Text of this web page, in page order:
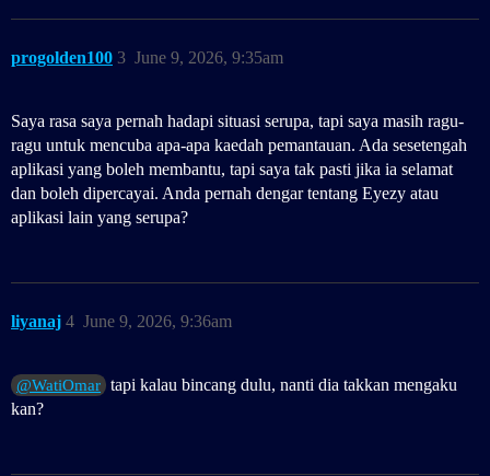
progolden100 June 9, 2026, 9:35am
3
Saya rasa saya pernah hadapi situasi serupa, tapi saya masih ragu-
ragu untuk mencuba apa-apa kaedah pemantauan. Ada sesetengah
aplikasi yang boleh membantu, tapi saya tak pasti jika ia selamat
dan boleh dipercayai. Anda pernah dengar tentang Eyezy atau
aplikasi lain yang serupa?
liyanaj June 9, 2026, 9:36am
4
@WatiOmar tapi kalau bincang dulu, nanti dia takkan mengaku
kan?